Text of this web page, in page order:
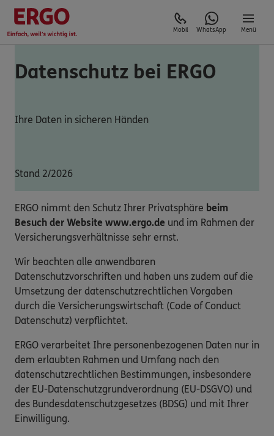
Mobil WhatsApp Menü
Datenschutz bei ERGO
Ihre Daten in sicheren Händen
Stand 2/2026
ERGO nimmt den Schutz Ihrer Privatsphäre beim
Besuch der Website www.ergo.de und im Rahmen der
Versicherungsverhältnisse sehr ernst.
Wir beachten alle anwendbaren
Datenschutzvorschriften und haben uns zudem auf die
Umsetzung der datenschutzrechtlichen Vorgaben
durch die Versicherungswirtschaft (Code of Conduct
Datenschutz) verpflichtet.
ERGO verarbeitet Ihre personenbezogenen Daten nur in
dem erlaubten Rahmen und Umfang nach den
datenschutzrechtlichen Bestimmungen, insbesondere
der EU-Datenschutzgrundverordnung (EU-DSGVO) und
des Bundesdatenschutzgesetzes (BDSG) und mit Ihrer
Einwilligung.